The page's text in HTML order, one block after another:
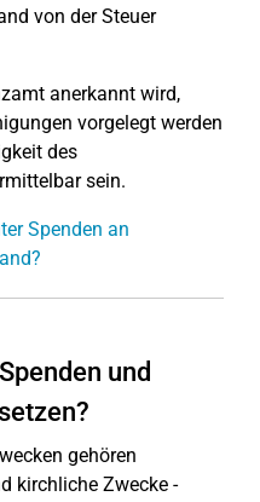
von der Steuer
anerkannt wird,
vorgelegt werden
des
sein.
Spenden an
und
gehören
kirchliche Zwecke -